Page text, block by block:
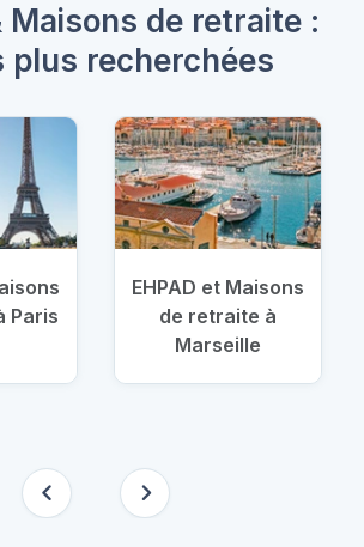
Maisons de retraite :
plus recherchées
Paris
EHPAD et Maisons
de retraite à
Marseille